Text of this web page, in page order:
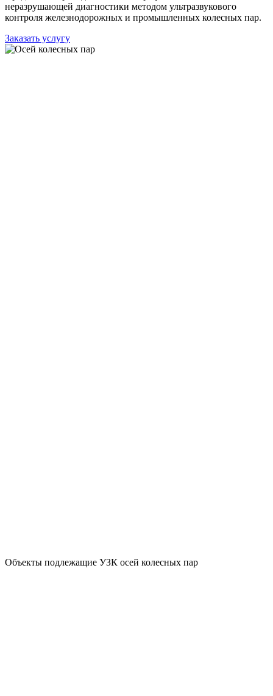
неразрушающей диагностики методом ультразвукового
контроля железнодорожных и промышленных колесных пар.
Заказать услугу
Объекты подлежащие УЗК осей колесных пар